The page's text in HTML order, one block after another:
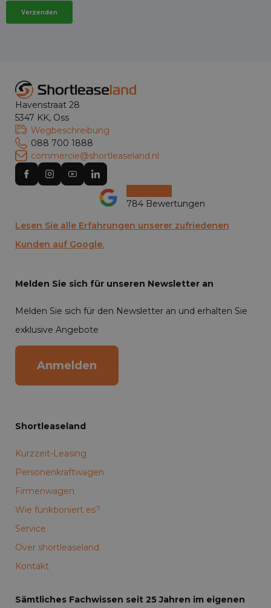
Havenstraat 28
5347 KK, Oss
Wegbeschreibung
088 700 1888
commercie@shortleaseland.nl
784 Bewertungen
Lesen Sie alle Erfahrungen unserer zufriedenen
Kunden auf Google.
Melden Sie sich für unseren Newsletter an
Melden Sie sich für den Newsletter an und erhalten Sie
exklusive Angebote
Anmelden
Shortleaseland
Kurzzeit-Leasing
Personenkraftwagen
Firmenwagen
Wie funktioniert es?
Service
Over shortleaseland
Kontakt
Sämtliches Fachwissen seit 25 Jahren im eigenen